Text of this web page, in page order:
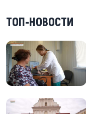
ТОП-НОВОСТИ